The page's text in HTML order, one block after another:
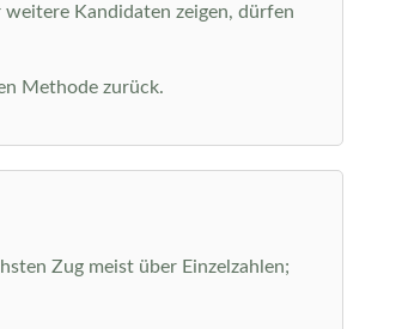
Kandidaten zeigen, dürfen
Methode zurück.
Zug meist über Einzelzahlen;